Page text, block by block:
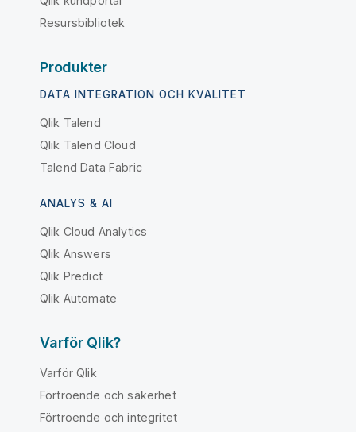
Resursbibliotek
Produkter
DATA INTEGRATION OCH KVALITET
Qlik Talend
Qlik Talend Cloud
Talend Data Fabric
ANALYS & AI
Qlik Cloud Analytics
Qlik Answers
Qlik Predict
Qlik Automate
Varför Qlik?
Varför Qlik
Förtroende och säkerhet
Förtroende och integritet